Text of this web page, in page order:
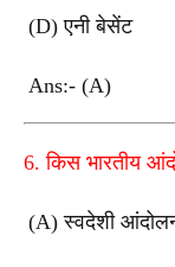
(D)एनी बेसेंट
Ans:- (A)
6.किस भारतीय
(A)स्वदेशी